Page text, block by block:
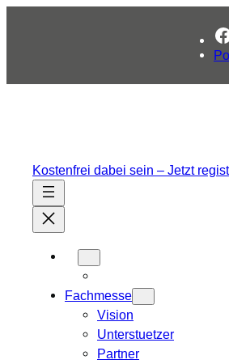
Kostenfrei dabei sein – Jetzt
Fachmesse
Vision
Unterstuetzer
Partner